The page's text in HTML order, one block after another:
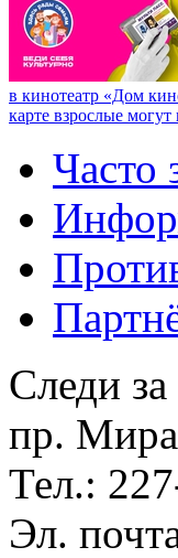
в кинотеатр «Дом
карте взрослые
Часто
Следи
пр.
Тел.:
Эл.